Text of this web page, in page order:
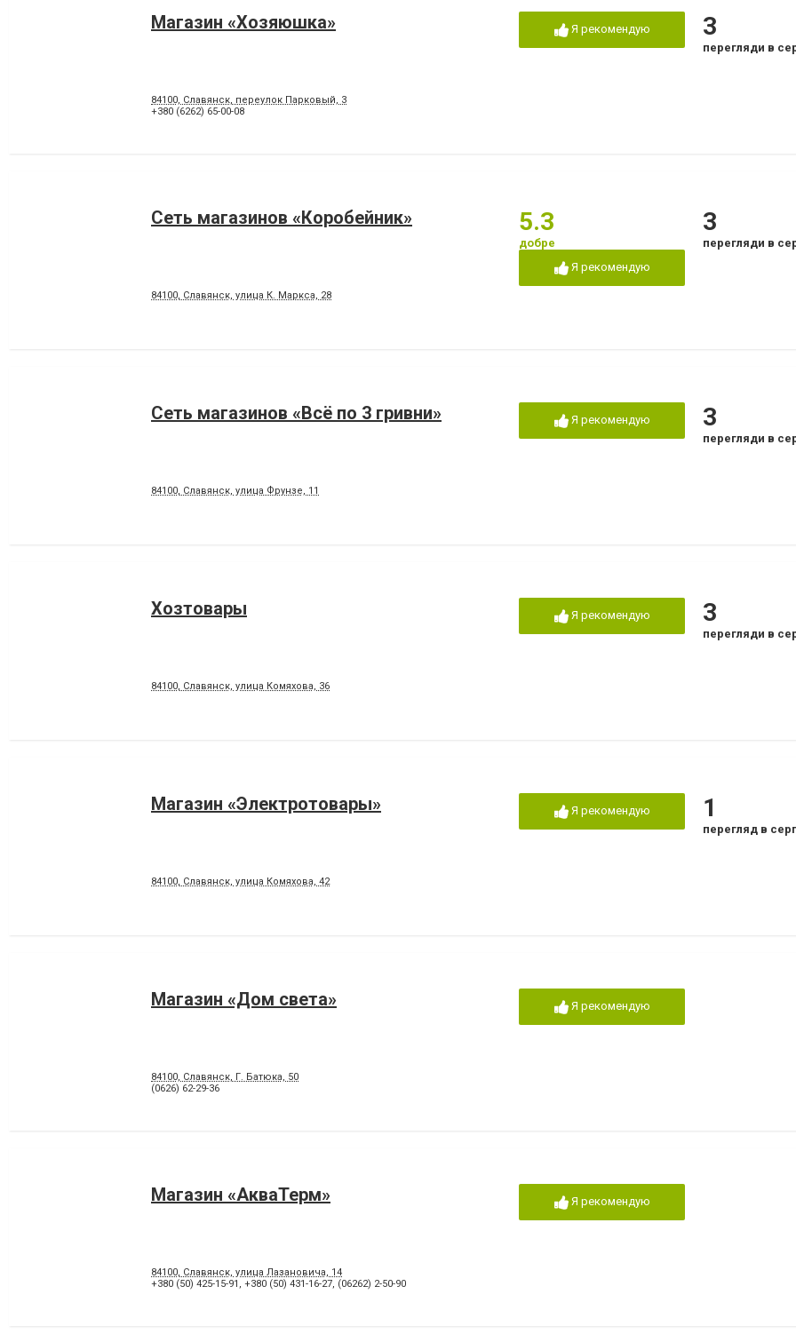
Магазин «Хозяюшка»
84100, Славянск, переулок Парковый, 3
+380 (6262) 65-00-08
Я рекомендую 3
перегляди в
Сеть магазинов «Коробейник»
84100, Славянск, улица К. Маркса, 28
5.3
добре
Я рекомендую
3
перегляди в
Сеть магазинов «Всё по 3 гривни»
84100, Славянск, улица Фрунзе, 11
Я рекомендую 3
перегляди в
Хозтовары
84100, Славянск, улица Комяхова, 36
Я рекомендую 3
перегляди в
Магазин «Электротовары»
84100, Славянск, улица Комяхова, 42
Я рекомендую 1
перегляд в
Магазин «Дом света»
84100, Славянск, Г. Батюка, 50
(0626) 62-29-36
Я рекомендую
Магазин «АкваТерм»
84100, Славянск, улица Лазановича, 14
+380 (50) 425-15-91 , +380 (50) 431-16-27, (06262) 2-50-90
Я рекомендую